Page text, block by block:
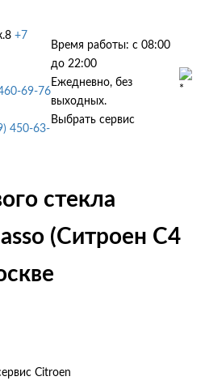
+7
69-76
450-63-
Время работы: с 08:00
до 22:00
Ежедневно, без
выходных.
Выбрать сервис
стекла
(Ситроен С4
Citroen